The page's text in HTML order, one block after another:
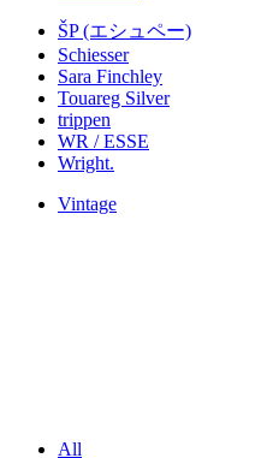
ŠP (エシュペー)
Schiesser
Sara Finchley
Touareg Silver
trippen
WR / ESSE
Wright.
Vintage
All